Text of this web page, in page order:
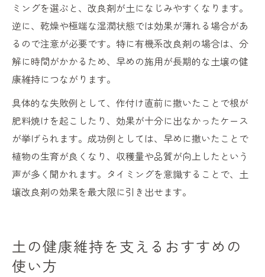
ミングを選ぶと、改良剤が土になじみやすくなります。
逆に、乾燥や極端な湿潤状態では効果が薄れる場合があ
るので注意が必要です。特に有機系改良剤の場合は、分
解に時間がかかるため、早めの施用が長期的な土壌の健
康維持につながります。
具体的な失敗例として、作付け直前に撒いたことで根が
肥料焼けを起こしたり、効果が十分に出なかったケース
が挙げられます。成功例としては、早めに撒いたことで
植物の生育が良くなり、収穫量や品質が向上したという
声が多く聞かれます。タイミングを意識することで、土
壌改良剤の効果を最大限に引き出せます。
土の健康維持を支えるおすすめの
使い方